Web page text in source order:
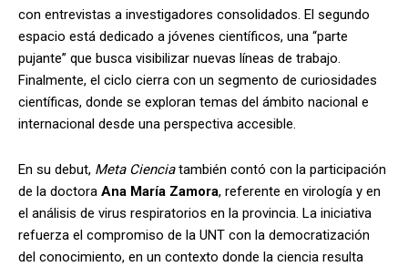
con entrevistas a investigadores consolidados. El segundo
espacio está dedicado a jóvenes científicos, una “parte
pujante” que busca visibilizar nuevas líneas de trabajo.
Finalmente, el ciclo cierra con un segmento de curiosidades
científicas, donde se exploran temas del ámbito nacional e
internacional desde una perspectiva accesible.
En su debut, Meta Cienciatambién contó con la participación
de la doctora Ana María Zamora, referente en virología y en
el análisis de virus respiratorios en la provincia. La iniciativa
refuerza el compromiso de la UNT con la democratización
del conocimiento, en un contexto donde la ciencia resulta